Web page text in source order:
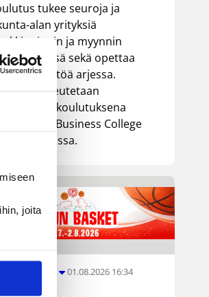
joita
tukee seuroja ja
alan yrityksiä
ja myynnin
sekä opettaa
käyttöä arjessa.
toteutetaan
Business College
kanssa.
01.08.2026 16:34